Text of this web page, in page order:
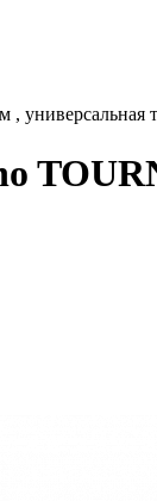
универсальная